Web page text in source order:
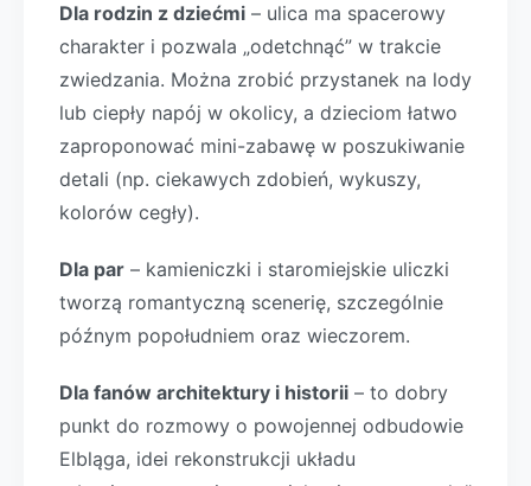
Dla rodzin z dziećmi – ulica ma spacerowy
charakter i pozwala „odetchnąć” w trakcie
zwiedzania. Można zrobić przystanek na lody
lub ciepły napój w okolicy, a dzieciom łatwo
zaproponować mini-zabawę w poszukiwanie
detali (np. ciekawych zdobień, wykuszy,
kolorów cegły).
Dla par – kamieniczki i staromiejskie uliczki
tworzą romantyczną scenerię, szczególnie
późnym popołudniem oraz wieczorem.
Dla fanów architektury i historii – to dobry
punkt do rozmowy o powojennej odbudowie
Elbląga, idei rekonstrukcji układu